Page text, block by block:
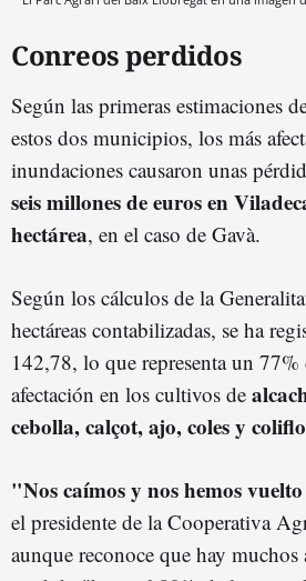
Conreos perdidos
Según las primeras estimaciones
estos dos municipios, los más
inundaciones causaron unas
seis millones de euros en
hectárea, en el caso de Gavà.
Según los cálculos de la
hectáreas contabilizadas, se ha
142,78, lo que representa un
afectación en los cultivos de
cebolla, calçot, ajo, coles y
"Nos caímos y nos hemos
el presidente de la Cooperativa
aunque reconoce que hay